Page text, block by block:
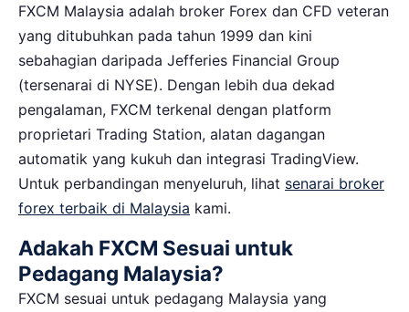
FXCM Malaysia adalah broker Forex dan CFD veteran
yang ditubuhkan pada tahun 1999 dan kini
sebahagian daripada Jefferies Financial Group
(tersenarai di NYSE). Dengan lebih dua dekad
pengalaman, FXCM terkenal dengan platform
proprietari Trading Station, alatan dagangan
automatik yang kukuh dan integrasi TradingView.
Untuk perbandingan menyeluruh, lihat senarai broker
forex terbaik di Malaysia kami.
Adakah FXCM Sesuai untuk
Pedagang Malaysia?
FXCM sesuai untuk pedagang Malaysia yang